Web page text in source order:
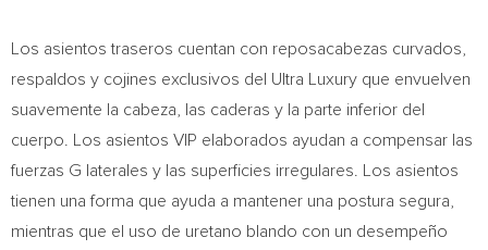
Los asientos traseros cuentan con reposacabezas curvados,
respaldos y cojines exclusivos del Ultra Luxury que envuelven
suavemente la cabeza, las caderas y la parte inferior del
cuerpo. Los asientos VIP elaborados ayudan a compensar las
fuerzas G laterales y las superficies irregulares. Los asientos
tienen una forma que ayuda a mantener una postura segura,
mientras que el uso de uretano blando con un desempeño